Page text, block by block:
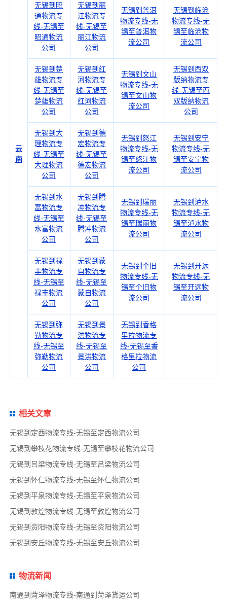
云
南
无锡到昭
通物流专
线-无锡至
昭通物流
公司
无锡到丽
江物流专
线-无锡至
丽江物流
公司
无锡到普洱
物流专线-无
锡至普洱物
流公司
无锡到临沧
物流专线-无
锡至临沧物
流公司
无锡到楚
雄物流专
线-无锡至
楚雄物流
公司
无锡到红
河物流专
线-无锡至
红河物流
公司
无锡到文山
物流专线-无
锡至文山物
流公司
无锡到西双
版纳物流专
线-无锡至西
双版纳物流
公司
无锡到大
理物流专
线-无锡至
大理物流
公司
无锡到德
宏物流专
线-无锡至
德宏物流
公司
无锡到怒江
物流专线-无
锡至怒江物
流公司
无锡到安宁
物流专线-无
锡至安宁物
流公司
无锡到水
富物流专
线-无锡至
水富物流
公司
无锡到腾
冲物流专
线-无锡至
腾冲物流
公司
无锡到瑞丽
物流专线-无
锡至瑞丽物
流公司
无锡到泸水
物流专线-无
锡至泸水物
流公司
无锡到禄
丰物流专
线-无锡至
禄丰物流
公司
无锡到蒙
自物流专
线-无锡至
蒙自物流
公司
无锡到个旧
物流专线-无
锡至个旧物
流公司
无锡到开远
物流专线-无
锡至开远物
流公司
无锡到弥
勒物流专
线-无锡至
弥勒物流
公司
无锡到景
洪物流专
线-无锡至
景洪物流
公司
无锡到香格
里拉物流专
线-无锡至香
格里拉物流
公司
相关文章
无锡到定西物流专线-无锡至定西物流公司
无锡到攀枝花物流专线-无锡至攀枝花物流公司
无锡到吕梁物流专线-无锡至吕梁物流公司
无锡到怀仁物流专线-无锡至怀仁物流公司
无锡到平泉物流专线-无锡至平泉物流公司
无锡到敦煌物流专线-无锡至敦煌物流公司
无锡到资阳物流专线-无锡至资阳物流公司
无锡到安丘物流专线-无锡至安丘物流公司
物流新闻
南通到菏泽物流专线-南通到菏泽货运公司